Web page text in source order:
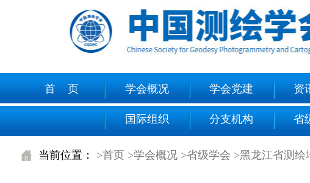
首 页 学会概况 学会党建 资
国际组织 分支机构 省
当前位置： >首页 >学会概况 >省级学会 >黑龙江省测绘